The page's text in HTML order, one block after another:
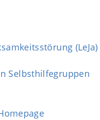
(LeJa)
Selbsthilfegruppen